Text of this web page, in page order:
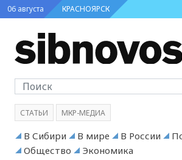
06 августа КРАСНОЯРСК
СТАТЬИ МКР-МЕДИА
В Сибири В мире В России
Общество
Экономика